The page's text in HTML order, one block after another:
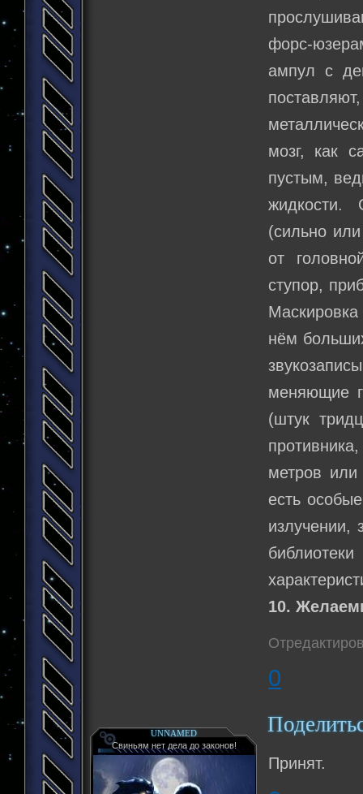
форс-
ампул с
мозг, как
пустым,
жидкости.
(сильно
от
ступор,
нём
меняющие
(штук
метров
есть
излучении,
10.
0
UNNAMED
Свиньям нет дела до законов!
Принят.